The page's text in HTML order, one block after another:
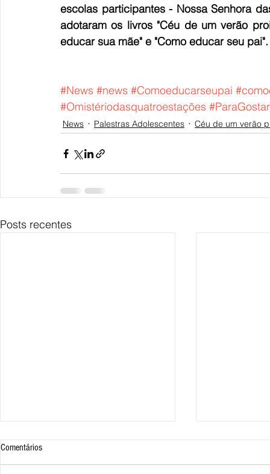
escolas participantes - Nossa Senhora
adotaram os livros "Céu de um verão
educar sua mãe" e "Como educar seu
#News #news #Comoeducarseupai
#Omistériodasquatroestações
News Palestras Adolescentes Céu de um verão
Posts recentes
Comentários